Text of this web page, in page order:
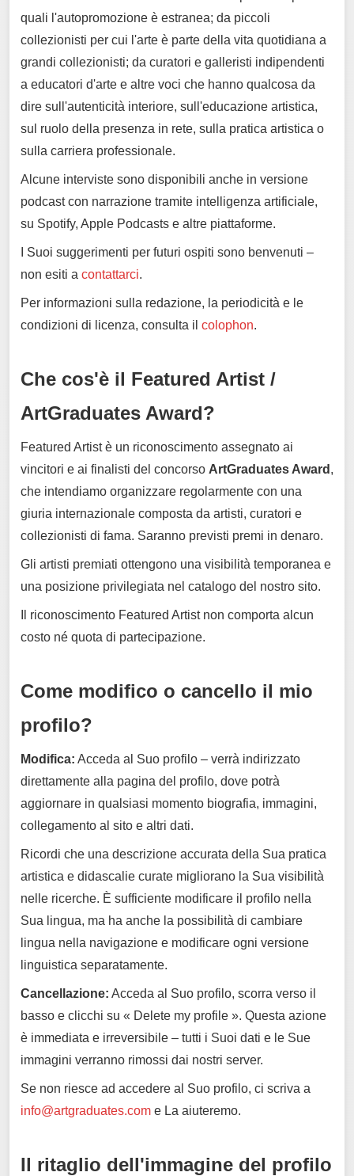
quali l'autopromozione è estranea; da piccoli
collezionisti per cui l'arte è parte della vita quotidiana a
grandi collezionisti; da curatori e galleristi indipendenti
a educatori d'arte e altre voci che hanno qualcosa da
dire sull'autenticità interiore, sull'educazione artistica,
sul ruolo della presenza in rete, sulla pratica artistica o
sulla carriera professionale.
Alcune interviste sono disponibili anche in versione
podcast con narrazione tramite intelligenza artificiale,
su Spotify, Apple Podcasts e altre piattaforme.
I Suoi suggerimenti per futuri ospiti sono benvenuti –
non esiti a contattarci.
Per informazioni sulla redazione, la periodicità e le
condizioni di licenza, consulta il colophon.
Che cos'è il Featured Artist /
ArtGraduates Award?
Featured Artist è un riconoscimento assegnato ai
vincitori e ai finalisti del concorso ArtGraduates Award ,
che intendiamo organizzare regolarmente con una
giuria internazionale composta da artisti, curatori e
collezionisti di fama. Saranno previsti premi in denaro.
Gli artisti premiati ottengono una visibilità temporanea e
una posizione privilegiata nel catalogo del nostro sito.
Il riconoscimento Featured Artist non comporta alcun
costo né quota di partecipazione.
Come modifico o cancello il mio
profilo?
Modifica: Acceda al Suo profilo – verrà indirizzato
direttamente alla pagina del profilo, dove potrà
aggiornare in qualsiasi momento biografia, immagini,
collegamento al sito e altri dati.
Ricordi che una descrizione accurata della Sua pratica
artistica e didascalie curate migliorano la Sua visibilità
nelle ricerche. È sufficiente modificare il profilo nella
Sua lingua, ma ha anche la possibilità di cambiare
lingua nella navigazione e modificare ogni versione
linguistica separatamente.
Cancellazione: Acceda al Suo profilo, scorra verso il
basso e clicchi su « Delete my profile ». Questa azione
è immediata e irreversibile – tutti i Suoi dati e le Sue
immagini verranno rimossi dai nostri server.
Se non riesce ad accedere al Suo profilo, ci scriva a
info@artgraduates.com e La aiuteremo.
Il ritaglio dell'immagine del profilo